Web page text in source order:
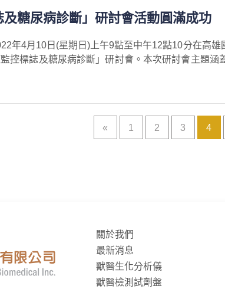
糖尿病診斷」研討會活動圓滿成功
年4月10日(星期日)上午9點至中午12點10分在高雄
控標誌及糖尿病診斷」研討會。本次研討會主題涵
« 1 2 3 4
關於我們
最新消息
獸醫生化分析儀
獸醫檢測試劑盤